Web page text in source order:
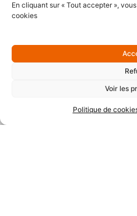
En cliquant sur « Tout accepter »,
cookies
Voir les
Politique de